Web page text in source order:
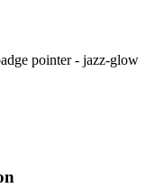
pointer - jazz-glow